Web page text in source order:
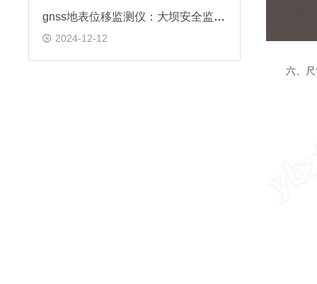
gnss地表位移监测仪：大坝安全监测的智慧之选
2024-12-12
六、尺